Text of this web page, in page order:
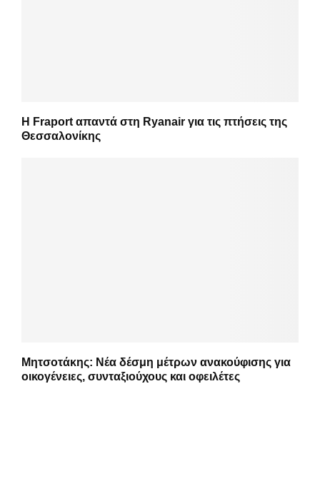
Η Fraport απαντά στη Ryanair για τις πτήσεις της
Θεσσαλονίκης
Μητσοτάκης: Νέα δέσμη μέτρων ανακούφισης για
οικογένειες, συνταξιούχους και οφειλέτες